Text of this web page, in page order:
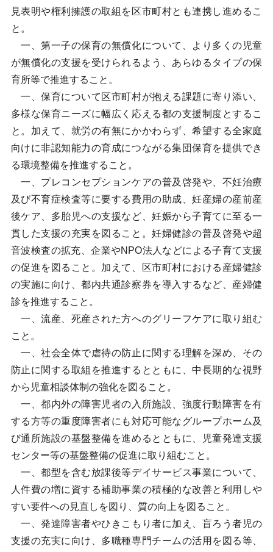
見表明や権利擁護の取組を区市町村とも連携し進めるこ
と。
一、第一子の保育の無償化について、より多くの児童
が無償化の支援を受けられるよう、あらゆるタイプの保
育所等で推進すること。
一、保育について区市町村が抱える課題に寄り添い、
多様な保育ニーズに幅広く応える都の支援制度とするこ
と。加えて、就労の有無にかかわらず、希望する全家庭
向けに非認知能力の育成につながる集団保育を提供でき
る環境整備を推進すること。
一、プレコンセプションケアの普及啓発や、不妊治療
及び不育症検査等に要する費用の助成、妊産婦の産前産
後ケア、多胎児への支援など、妊娠から子育てに至る一
貫した支援の充実を図ること。妊婦健診の普及啓発や超
音波検査の拡充、企業やNPO法人などによる子育て支援
の促進を図ること。加えて、区市町村における産婦健診
の実施に向け、都内共通診察券を導入するなど、産婦健
診を推進すること。
一、流産、死産された方へのグリーフケアに取り組む
こと。
一、社会全体で虐待の防止に関する理解を深め、その
防止に関する取組を推進するとともに、中長期的な視野
から児童相談体制の強化を図ること。
一、都内外の障害児者の入所施設、強度行動障害を有
する方等の重度障害者にも対応可能なグループホーム及
び通所施設の基盤整備を進めるとともに、児童発達支援
センター等の基盤整備の促進に取り組むこと。
一、都型を含む放課後等デイサービス事業について、
人件費の増に資する補助事業の積極的な改善と利用しや
すい要件への見直しを図り、質の向上を図ること。
一、発達障害者やひきこもり者に加え、盲ろう者児の
支援の充実に向け、多職種専門チームの活用を図る等、